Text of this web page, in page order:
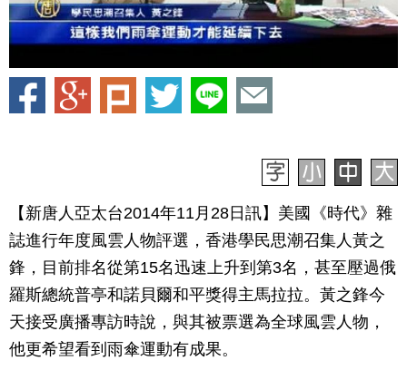
【新唐人亞太台2014年11月28日訊】美國《時代》雜
誌進行年度風雲人物評選，香港學民思潮召集人黃之
鋒，目前排名從第15名迅速上升到第3名，甚至壓過俄
羅斯總統普亭和諾貝爾和平獎得主馬拉拉。黃之鋒今
天接受廣播專訪時說，與其被票選為全球風雲人物，
他更希望看到雨傘運動有成果。